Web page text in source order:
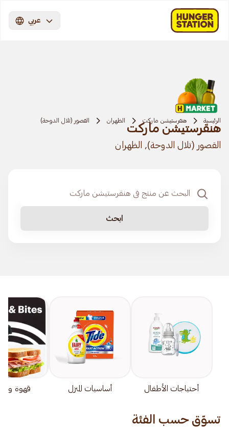
عربي
الرئيسية هنقرستيشن ماركت الظهران القصور (تلال الدوحة)
هنقرستيشن ماركت
القصور (تلال الدوحة), الظهران
ابحث
أحتياجات الأطفال أساسيات المنزل قهوة
تسوّق حسب الفئة